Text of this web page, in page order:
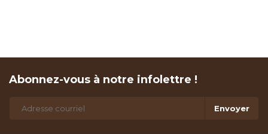
Abonnez-vous à notre infolettre !
Envoyer